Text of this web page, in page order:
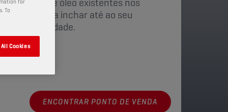
voltarem a inchar até ao seu
flexibilidade.
ENCONTRAR PONTO DE VENDA
for
To
Cookies